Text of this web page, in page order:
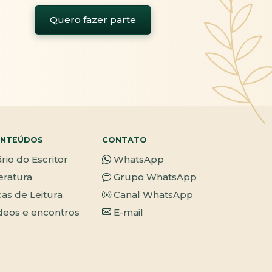
Quero fazer parte
do Escritor
de Leitura
e encontros
CONTATO
WhatsApp
Grupo WhatsApp
Canal WhatsApp
E-mail